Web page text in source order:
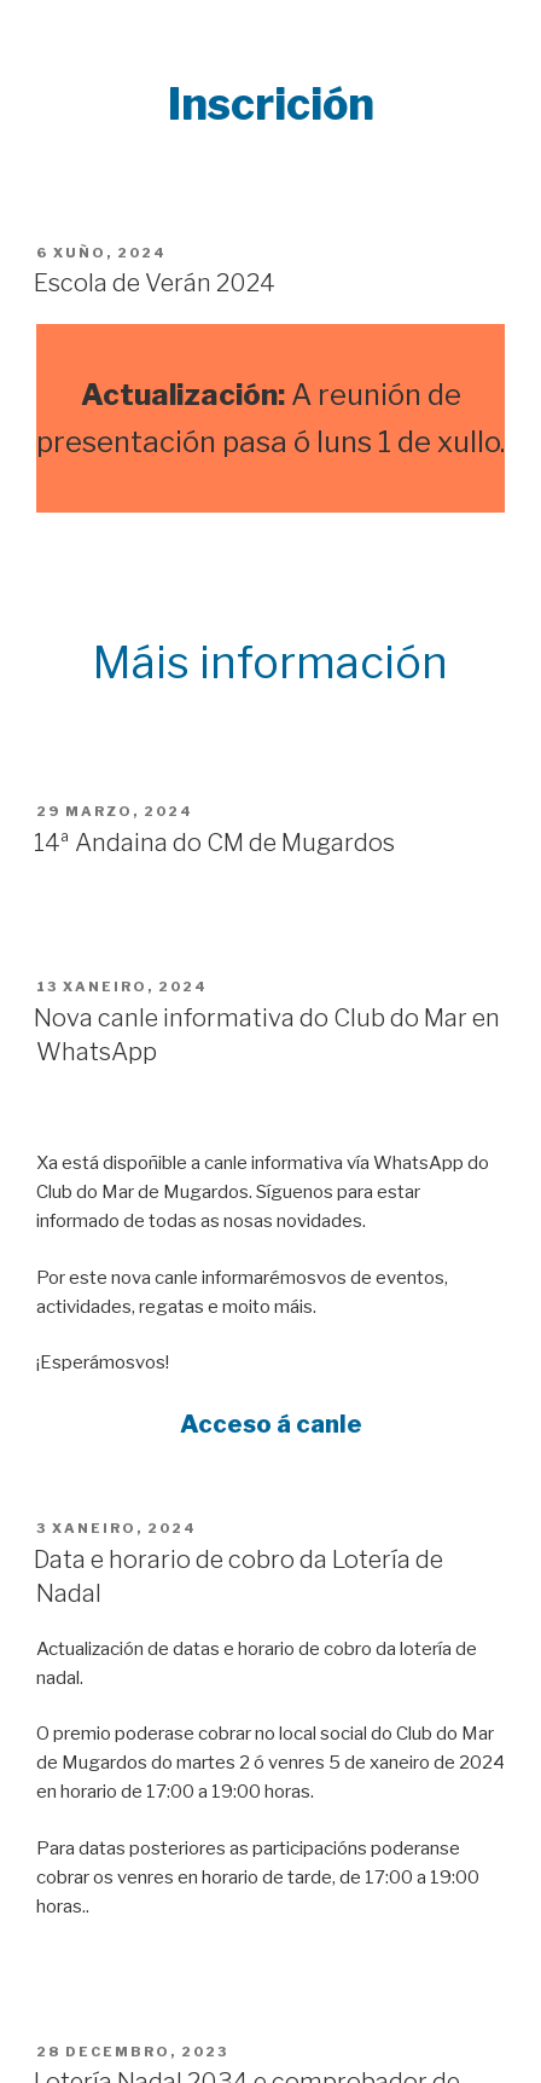
Inscrición
POSTED
ON
6 XUÑO, 2024
Escola de Verán 2024
Actualización:A reunión de
presentación pasa ó luns 1 de xullo.
Máis información
POSTED
ON
29 MARZO, 2024
14ª Andaina do CM de Mugardos
POSTED
ON
13 XANEIRO, 2024
Nova canle informativa do Club do Mar en
WhatsApp
Xa está dispoñible a canle informativa vía WhatsApp do
Club do Mar de Mugardos. Síguenos para estar
informado de todas as nosas novidades.
Por este nova canle informarémosvos de eventos,
actividades, regatas e moito máis.
¡Esperámosvos!
Acceso á canle
POSTED
ON
3 XANEIRO, 2024
Data e horario de cobro da Lotería de
Nadal
Actualización de datas e horario de cobro da lotería de
nadal.
O premio poderase cobrar no local social do Club do Mar
de Mugardos do martes 2 ó venres 5 de xaneiro de 2024
en horario de 17:00 a 19:00 horas.
Para datas posteriores as participacións poderanse
cobrar os venres en horario de tarde, de 17:00 a 19:00
horas..
POSTED
ON
28 DECEMBRO, 2023